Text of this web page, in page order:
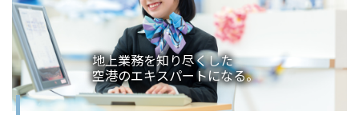
地上業務を知り尽くした
空港のエキスパートになる。